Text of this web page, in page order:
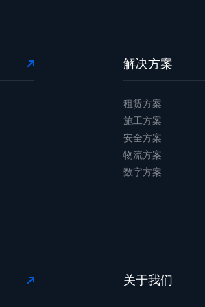
解决方案
租赁方案
施工方案
安全方案
物流方案
数字方案
关于我们